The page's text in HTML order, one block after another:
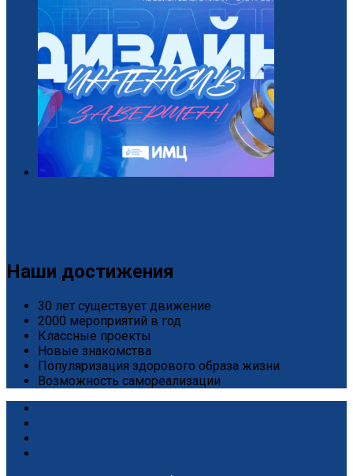
Наши достижения
30 лет существует движение
2000 мероприятий в год
Классные проекты
Новые знакомства
Популяризация здорового образа жизни
Возможность самореализации